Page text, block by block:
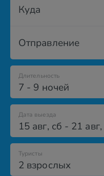
Куда
Отправление
7 - 9 ночей
Длительность
Дата выезда
15 авг, сб - 21 авг,
2 взрослых
Туристы